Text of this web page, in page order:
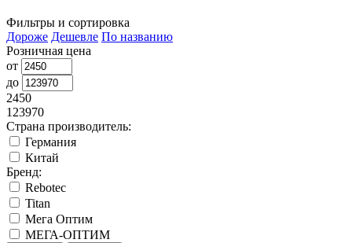
Фильтры и сортировка
Дороже Дешевле По названию
Розничная цена
от
до
2450
123970
Страна производитель:
Германия
Китай
Бренд:
Rebotec
Titan
Мега Оптим
МЕГА-ОПТИМ